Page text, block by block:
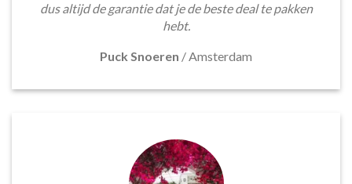
dus altijd de garantie dat je de beste deal te pakken
hebt.
Puck Snoeren /Amsterdam